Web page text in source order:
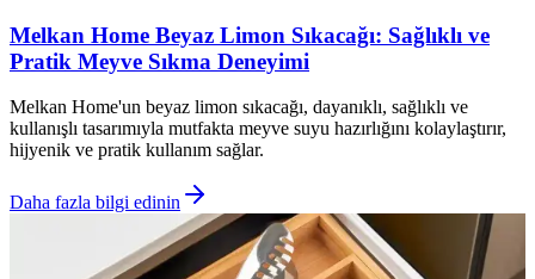
Melkan Home Beyaz Limon Sıkacağı: Sağlıklı ve
Pratik Meyve Sıkma Deneyimi
Melkan Home'un beyaz limon sıkacağı, dayanıklı, sağlıklı ve
kullanışlı tasarımıyla mutfakta meyve suyu hazırlığını kolaylaştırır,
hijyenik ve pratik kullanım sağlar.
Daha fazla bilgi edinin